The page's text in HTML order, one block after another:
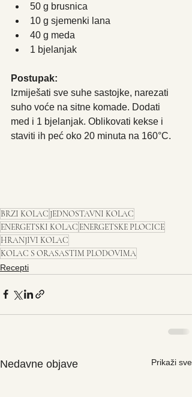
50 g brusnica
10 g sjemenki lana
40 g meda
1 bjelanjak
Postupak:
Izmiješati sve suhe sastojke, narezati
suho voće na sitne komade. Dodati
med i 1 bjelanjak. Oblikovati kekse i
staviti ih peć oko 20 minuta na 160°C.
BRZI KOLAC JEDNOSTAVNI KOLAC
ENERGETSKI KOLAC ENERGETSKE PLOCICE
HRANJIVI KOLAC
KOLAC S ORASASTIM PLODOVIMA
Recepti
Nedavne objave Prikaži sve